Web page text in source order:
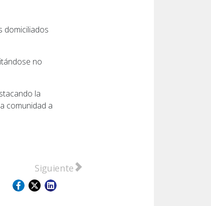
domiciliados
no
la
comunidad a
Artículo siguiente: Consumido por las
Siguiente